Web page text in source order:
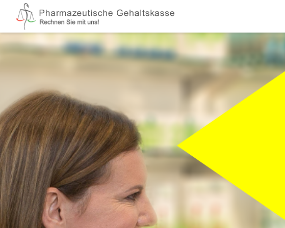
Zum Hauptinhalt springen